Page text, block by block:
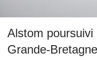
Alstom
Grande-Bretagne